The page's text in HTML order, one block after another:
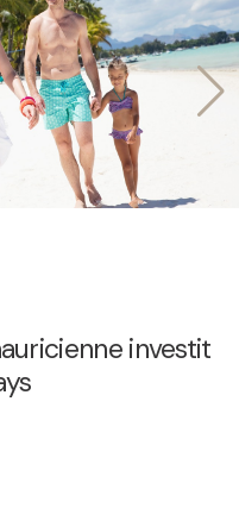
investit